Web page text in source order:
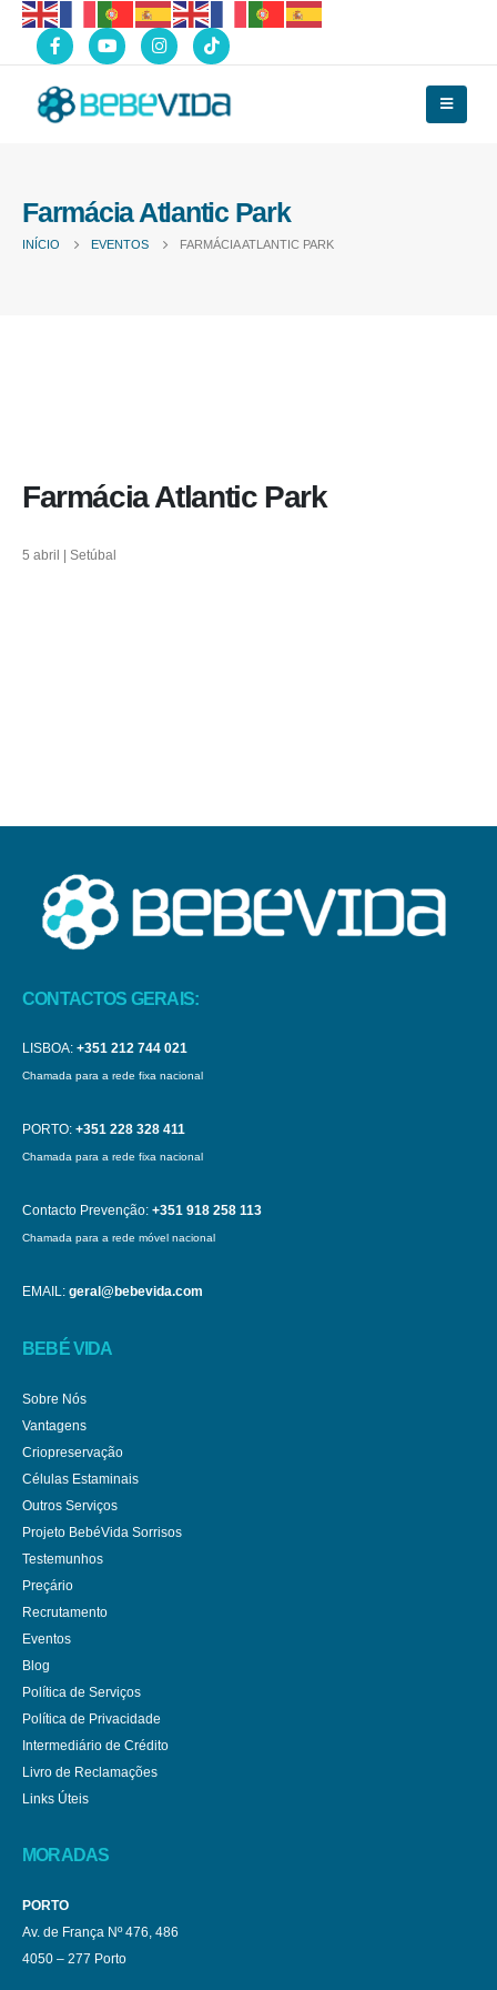
Farmácia Atlantic Park
INÍCIO EVENTOS FARMÁCIA ATLANTIC PARK
Farmácia Atlantic Park
5 abril | Setúbal
CONTACTOS GERAIS:
LISBOA: +351 212 744 021
Chamada para a rede fixa nacional
PORTO: +351 228 328 411
Chamada para a rede fixa nacional
Contacto Prevenção: +351 918 258 113
Chamada para a rede móvel nacional
EMAIL: geral@bebevida.com
BEBÉ VIDA
Sobre Nós
Vantagens
Criopreservação
Células Estaminais
Outros Serviços
Projeto BebéVida Sorrisos
Testemunhos
Preçário
Recrutamento
Eventos
Blog
Política de Serviços
Política de Privacidade
Intermediário de Crédito
Livro de Reclamações
Links Úteis
MORADAS
PORTO
Av. de França Nº 476, 486
4050 – 277 Porto